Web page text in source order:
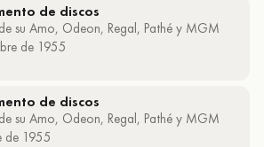
de discos
su Amo, Odeon, Regal, Pathé y MGM
de 1955
de discos
su Amo, Odeon, Regal, Pathé y MGM
de 1955